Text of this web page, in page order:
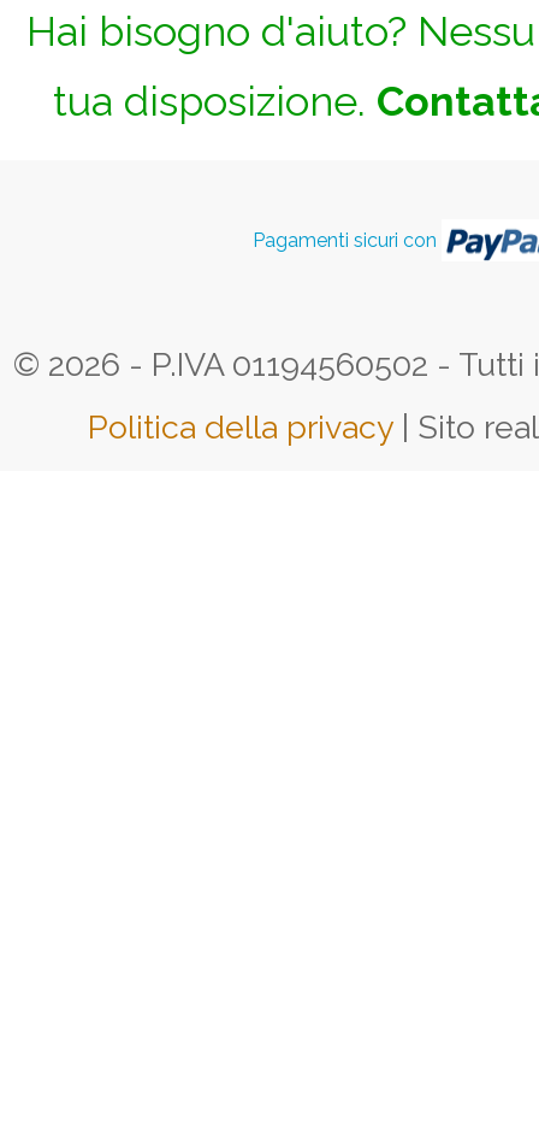
Hai bisogno d'aiuto?
tua disposizione.
Pagamenti sicuri con
© 2026 - P.IVA 01194560502 -
Politica della privacy | Sito